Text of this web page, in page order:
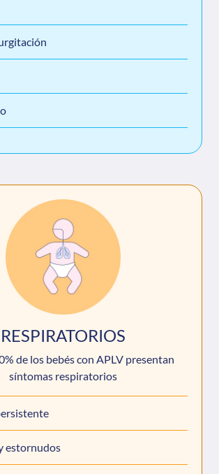
RESPIRATORIOS
de los bebés con APLV presentan
síntomas respiratorios
estornudos